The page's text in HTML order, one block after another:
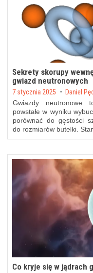
Sekrety skorupy
gwiazd neutronowych
Posted on
7 stycznia 2025 byDaniel
Gwiazdy neutronowe
powstałe w wyniku
porównać do gęstości
do rozmiarów butelki.
Co kryje się w jądrach